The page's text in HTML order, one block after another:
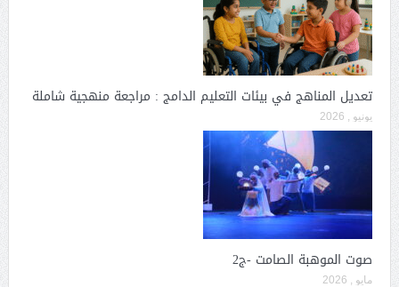
تعديل المناهج في بيئات التعليم الدامج : مراجعة منهجية شاملة
يونيو , 2026
صوت الموهبة الصامت -ج2
مايو , 2026